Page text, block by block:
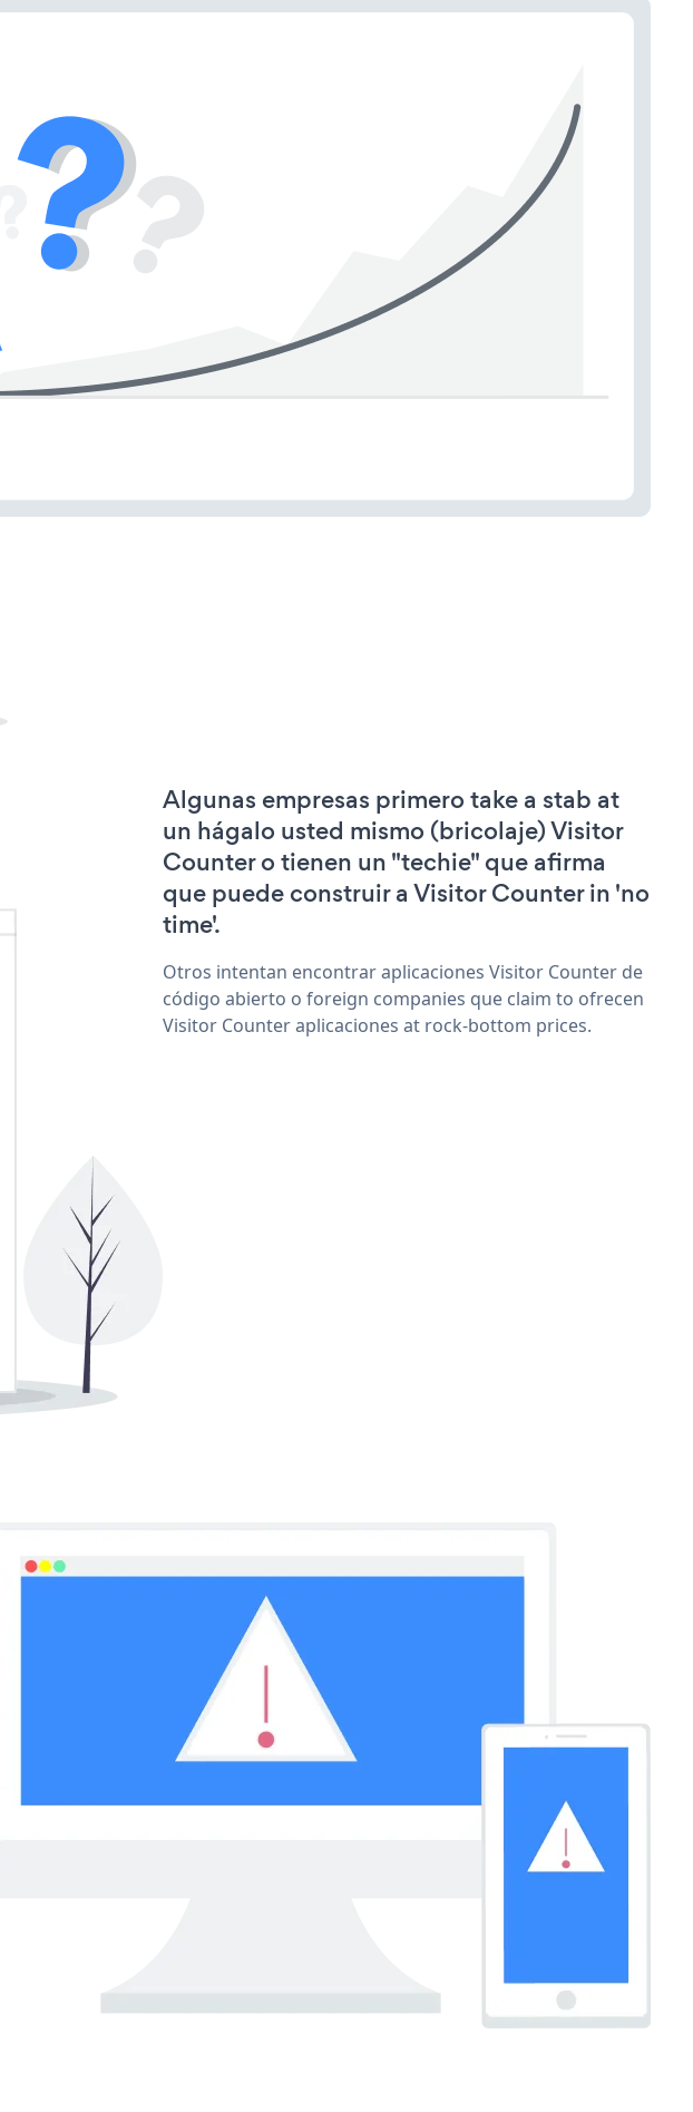
Algunas empresas primero take a stab at
un hágalo usted mismo (bricolaje) Visitor
Counter o tienen un "techie" que afirma
que puede construir a Visitor Counter in 'no
time'.
Otros intentan encontrar aplicaciones Visitor Counter de
código abierto o foreign companies que claim to ofrecen
Visitor Counter aplicaciones at rock-bottom prices.